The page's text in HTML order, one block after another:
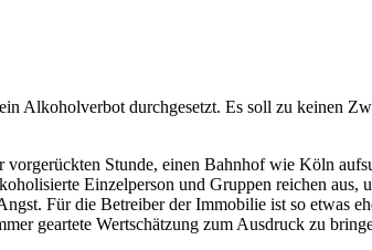
Alkoholverbot durchgesetzt. Es soll zu keinen
Stunde, einen Bahnhof wie Köln
Einzelperson und Gruppen reichen
Für die Betreiber der Immobilie ist so etwas
geartete Wertschätzung zum Ausdruck zu